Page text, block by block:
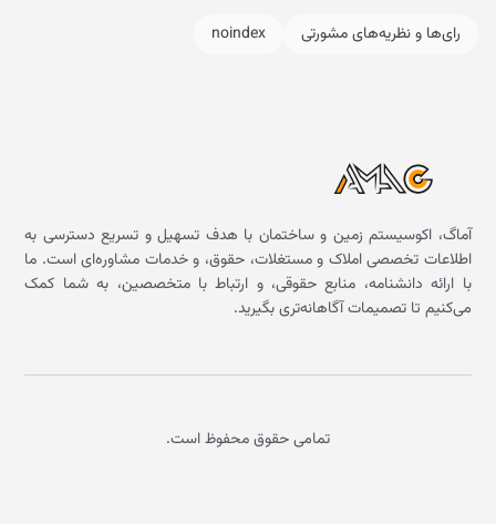
رای‌ها و نظریه‌های مشورتی noindex
آماگ، اکوسیستم زمین و ساختمان با هدف تسهیل و تسریع دسترسی به
اطلاعات تخصصی املاک و مستغلات، حقوق، و خدمات مشاوره‌ای است. ما
با ارائه دانشنامه، منابع حقوقی، و ارتباط با متخصصین، به شما کمک
می‌کنیم تا تصمیمات آگاهانه‌تری بگیرید.
تمامی حقوق محفوظ است.